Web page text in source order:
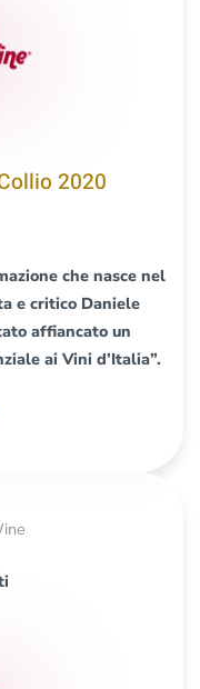
2020
che nasce nel
e critico Daniele
affiancato un
ai Vini d’Italia”.